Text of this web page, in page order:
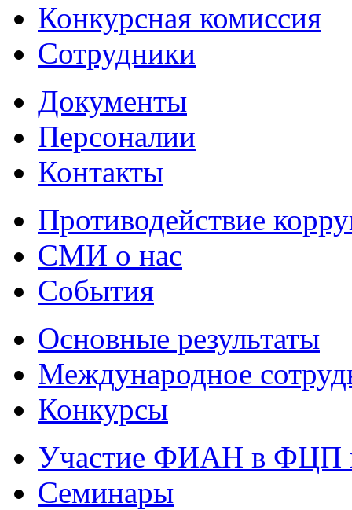
Конкурсная комиссия
Сотрудники
Документы
Персоналии
Контакты
Противодействие
СМИ о нас
События
Основные результаты
Международное
Конкурсы
Участие ФИАН в ФЦП
Семинары